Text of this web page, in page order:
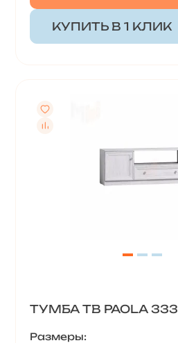
КУПИТЬ В 1 КЛИК
ТУМБА ТВ PAOLA 333
Размеры: